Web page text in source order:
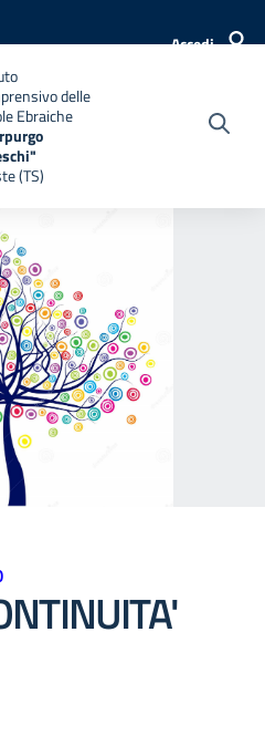
Accedi
delle
Ebraiche
(TS)